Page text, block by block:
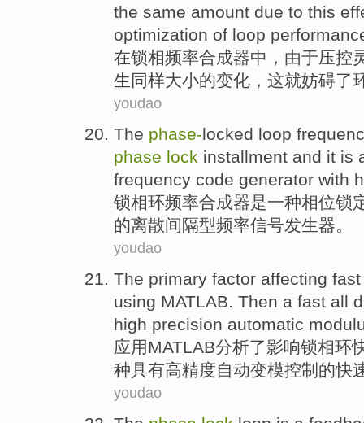
the same amount due to this
optimization of loop
在锁相频率合成器中， 由于压控
生 同样大小的变化， 这就妨碍了
youdao
The phase-locked loop
phase lock installment and it is
frequency code generator with
锁相环频率合成器是一种相位锁
的离散间隔型频率信号发生器。
youdao
The primary factor affecting fast
using MATLAB. Then a fast all
high precision automatic
应用MATLAB分析了影响锁相环
种具有高精度自动变模控制 的快
youdao